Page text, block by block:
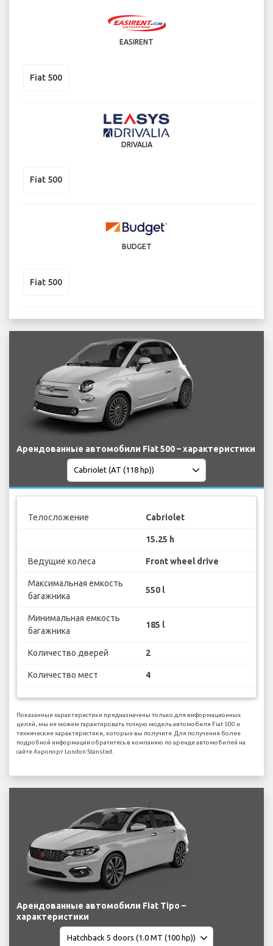
EASIRENT
Fiat 500
DRIVALIA
Fiat 500
BUDGET
Fiat 500
Арендованные автомобили Fiat 500 – характеристики
Телосложение Cabriolet
15.25 h
Ведущие колеса Front wheel drive
Максимальная емкость
багажника
550 l
Минимальная емкость
багажника
185 l
Количество дверей 2
Количество мест 4
Показанные характеристики предназначены только для информационных
целей, мы не можем гарантировать точную модель автомобиля Fiat 500 и
технические характеристики, которые вы получите. Для получения более
подробной информации обратитесь в компанию по аренде автомобилей на
сайте Аэропорт London Stansted.
Арендованные автомобили Fiat Tipo –
характеристики